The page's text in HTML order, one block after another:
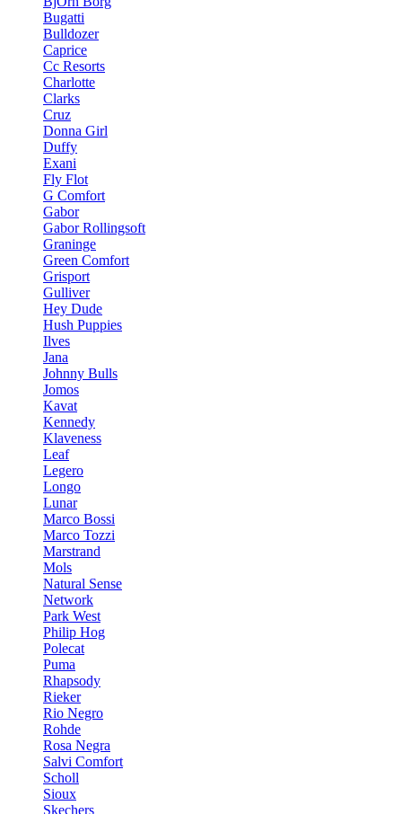
Bugatti
Bulldozer
Caprice
Cc Resorts
Charlotte
Clarks
Cruz
Donna Girl
Duffy
Exani
Fly Flot
G Comfort
Gabor
Gabor Rollingsoft
Graninge
Green Comfort
Grisport
Gulliver
Hey Dude
Hush Puppies
Ilves
Jana
Johnny Bulls
Jomos
Kavat
Kennedy
Klaveness
Leaf
Legero
Longo
Lunar
Marco Bossi
Marco Tozzi
Marstrand
Mols
Natural Sense
Network
Park West
Philip Hog
Polecat
Puma
Rhapsody
Rieker
Rio Negro
Rohde
Rosa Negra
Salvi Comfort
Scholl
Sioux
Skechers